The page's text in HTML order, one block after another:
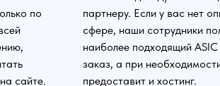
по
сайте.
партнеру. Если у вас нет
сфере, наши сотрудники
наиболее подходящий
заказ, а при
предоставит и хостинг.